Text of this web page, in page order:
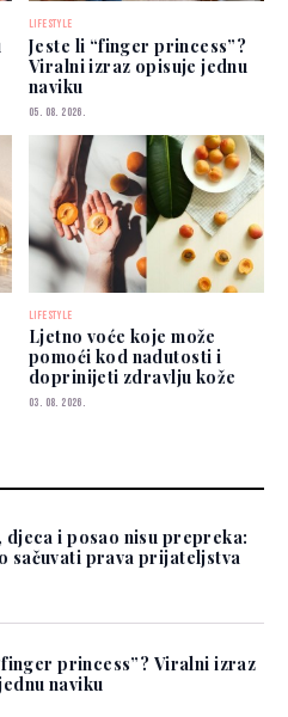
LIFESTYLE
Jeste li “finger princess”?
Viralni izraz opisuje jednu
naviku
05. 08. 2026.
LIFESTYLE
Ljetno voće koje može
pomoći kod nadutosti i
doprinijeti zdravlju kože
03. 08. 2026.
djeca i posao nisu prepreka:
sačuvati prava prijateljstva
princess”? Viralni izraz
naviku